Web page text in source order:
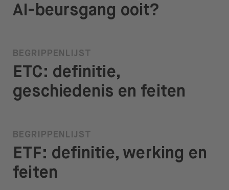
AI-beursgang ooit?
BEGRIPPENLIJST
ETC: definitie,
geschiedenis en feiten
BEGRIPPENLIJST
ETF: definitie, werking en
feiten